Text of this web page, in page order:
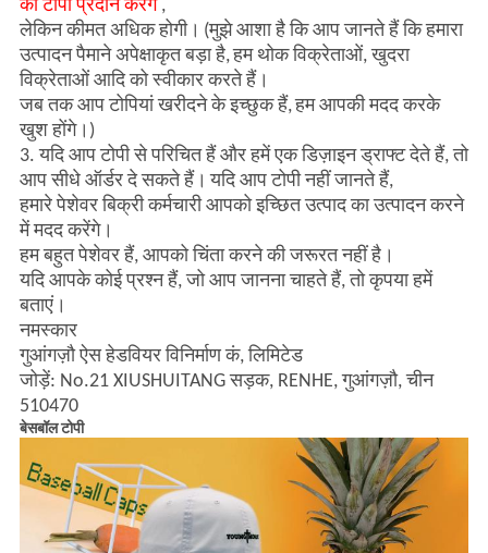
की टोपी प्रदान करेंगे,
लेकिन कीमत अधिक होगी। (मुझे आशा है कि आप जानते हैं कि हमारा
उत्पादन पैमाने अपेक्षाकृत बड़ा है,हम थोक विक्रेताओं, खुदरा
विक्रेताओं आदि को स्वीकार करते हैं।
जब तक आप टोपियां खरीदने के इच्छुक हैं,हम आपकी मदद करके
खुश होंगे।)
3. यदि आप टोपी से परिचित हैं और हमें एक डिज़ाइन ड्राफ्ट देते हैं, तो
आप सीधे ऑर्डर दे सकते हैं। यदि आप टोपी नहीं जानते हैं,
हमारे पेशेवर बिक्री कर्मचारी आपको इच्छित उत्पाद का उत्पादन करने
में मदद करेंगे।
हम बहुत पेशेवर हैं, आपको चिंता करने की जरूरत नहीं है।
यदि आपके कोई प्रश्न हैं, जो आप जानना चाहते हैं, तो कृपया हमें
बताएं।
नमस्कार
गुआंगज़ौ ऐस हेडवियर विनिर्माण कं, लिमिटेड
जोड़ें: No.21 XIUSHUITANG सड़क, RENHE, गुआंगज़ौ, चीन
510470
बेसबॉल टोपी